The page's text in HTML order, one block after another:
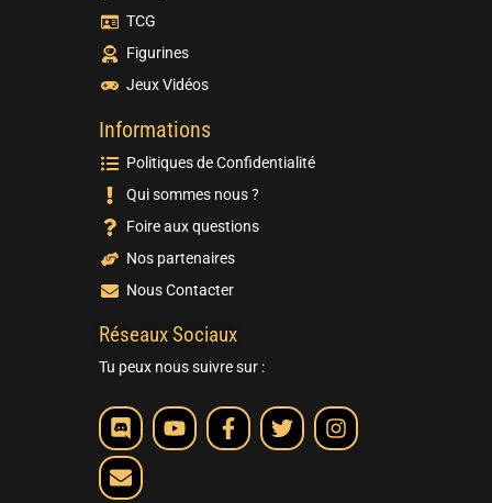
TCG
Figurines
Jeux Vidéos
Informations
Politiques de Confidentialité
Qui sommes nous ?
Foire aux questions
Nos partenaires
Nous Contacter
Réseaux Sociaux
Tu peux nous suivre sur :